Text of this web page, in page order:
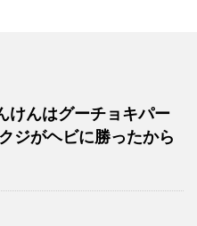
けんはグーチョキパー
ジがヘビに勝ったから